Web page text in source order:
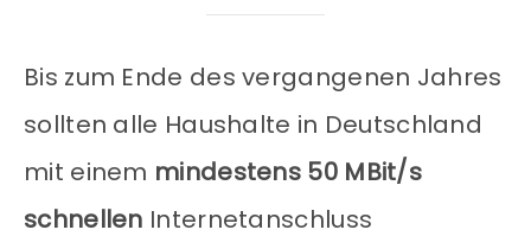
Bis zum Ende des vergangenen Jahres
sollten alle Haushalte in Deutschland
mit einem mindestens 50 MBit/s
schnellen Internetanschluss